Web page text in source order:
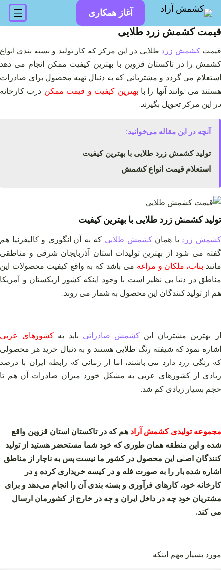
محتوا
آغاز همکاری
قیمت کشمش زرد طلایی
قیمتکشمش زرد طلایی در این مرکز که کار تولید و بسته بندی انواع
کشمش را در تاکستان قزوین با بهترین کیفیت ممکن انجام می دهد
استعلام می گردد و مشتریانی که به دنبال تهیه محصول برای صادرات
هستند می توانند آنها را با بهترین کیفیت و قیمت ممکن درب کارخانه
در این مرکز تحویل بگیرند.
آنچه در این مقاله می‌خوانید:
تولید کشمش زرد طلایی با بهترین کیفیت
استعلام قیمت انواع کشمش
تولید کشمش زرد طلایی با بهترین کیفیت
کشمش زرد یا همانکشمش طلایی که به آن انگوری و کالیفرنیا هم
گفته می شود از بهترین تولیدات استان آذربایجان شرقی و مناطقی
مانند بناب، ملکان و مراغه می باشد که به واقع کیفیت محصولات این
مناطق در دنیا بی نظیر است با وجود اینکه کشور ازبکستان و آمریکا
هم از تولید کنندگان این محصول به شمار می روند.
از بهترین مشتریان اینکشمش صادراتی باید بهکشورهای عربی
اشاره نمود که شیفته رنگ طلایی هستند و به دنبال خرید هر محصولی
که رنگی زرد دارد می باشند، اما از زمانی که رابطه ایران با درصد
زیادی از کشورهای عربی به مشکل خورد میزان صادرات آن هم تا
حجم بسیار زیادی کم شد.
مجموعه تولیدی کشمش آراد هم که در تاکستان استان قزوین واقع
شده و این منطقه همان طوری که خود شما مستحضر هستید از تولید
کنندگان اصلی این محصول در کشور ما نیست پس به ناچار از مناطق
اشاره شده بار را به صورت فله و در کیسه خریداری کرده و در
کارخانه خود، کارهای فرآوری و بسته بندی آن را انجام می‌دهد و برای
مشتریان خود چه در داخل ایران و چه در خارج از کشورمان ارسال
می کند.
مورد بسیار مهم اینکه: